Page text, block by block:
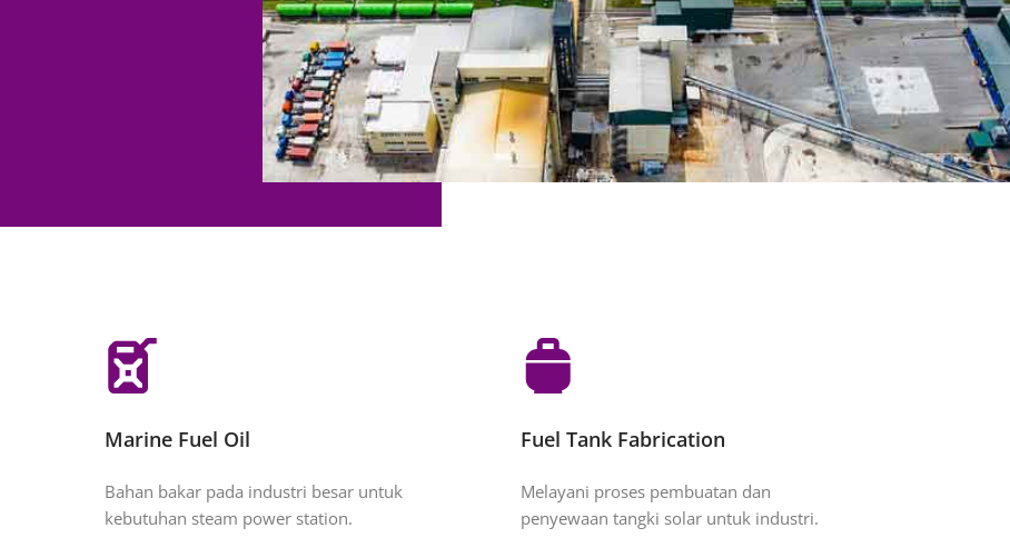
Marine Fuel Oil
Bahan bakar pada industri besar untuk
kebutuhan steam power station.
Fuel Tank Fabrication
Melayani proses pembuatan dan
penyewaan tangki solar untuk industri.